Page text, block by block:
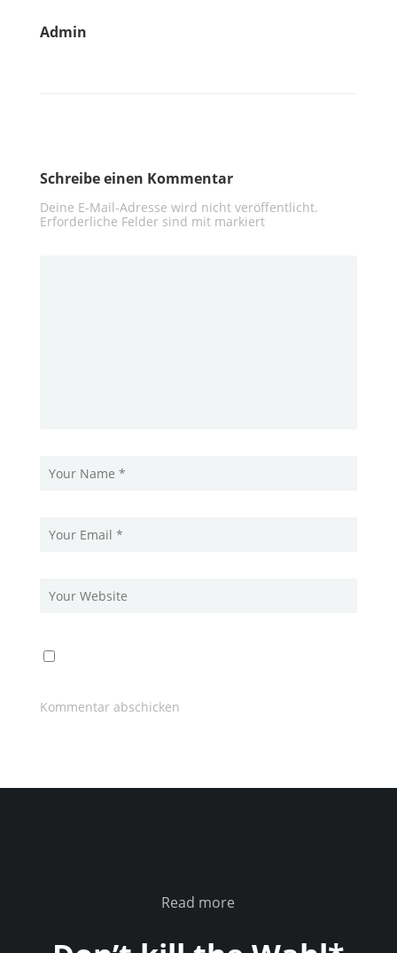
Admin
Schreibe einen Kommentar
Deine E-Mail-Adresse wird nicht veröffentlicht.
Erforderliche Felder sind mit markiert
Read more